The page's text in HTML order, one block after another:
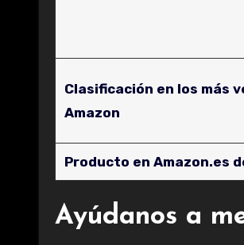
Clasificación en los más
Amazon
Producto en Amazon.es
Ayúdanos a